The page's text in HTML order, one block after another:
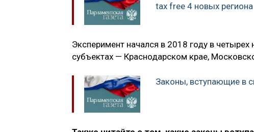
tax free 4 новых региона
Эксперимент начался в 2018 году в
субъектах — Краснодарском крае,
Законы, вступающие в